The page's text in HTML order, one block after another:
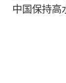
中国保持